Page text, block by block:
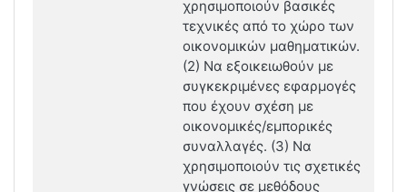
χρησιμοποιούν βασικές
τεχνικές από το χώρο των
οικονομικών μαθηματικών.
(2) Να εξοικειωθούν με
συγκεκριμένες εφαρμογές
που έχουν σχέση με
οικονομικές/εμπορικές
συναλλαγές. (3) Να
χρησιμοποιούν τις σχετικές
γνώσεις σε μεθόδους